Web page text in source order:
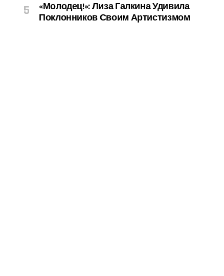
«Молодец!»: Лиза Галкина Удивила
Поклонников Своим Артистизмом